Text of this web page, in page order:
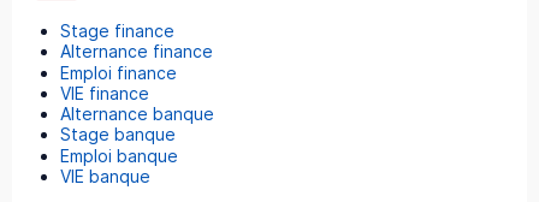
Stage finance
Alternance finance
Emploi finance
VIE finance
Alternance banque
Stage banque
Emploi banque
VIE banque